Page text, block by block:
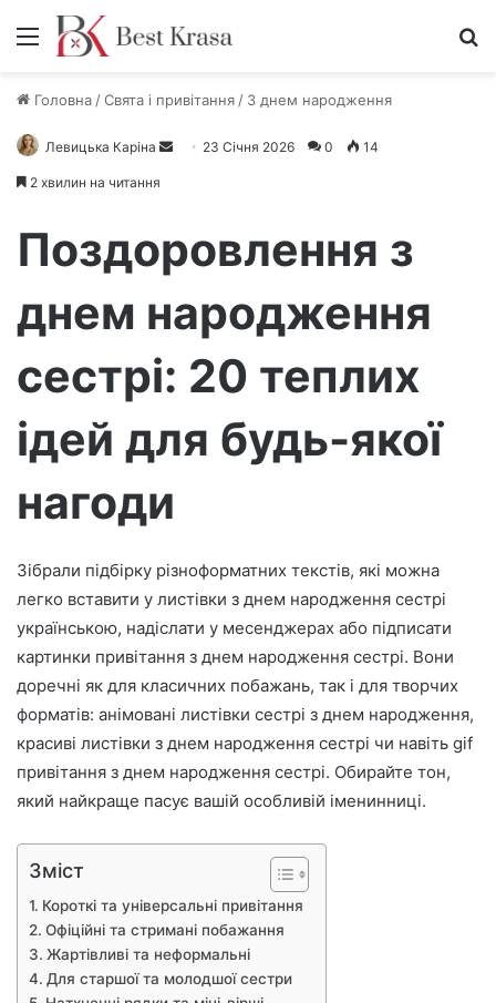
Меню
Головна /Свята і привітання / З днем народження
Левицька Каріна
ш
і
т
е
е
н
н
о
г
о
л
а
23 Січня 2026 0 14
2 хвилин на читання
Поздоровлення з
днем народження
сестрі: 20 теплих
ідей для будь-якої
нагоди
Зібрали підбірку різноформатних текстів, які можна
легко вставити у листівки з днем народження сестрі
українською, надіслати у месенджерах або підписати
картинки привітання з днем народження сестрі. Вони
доречні як для класичних побажань, так і для творчих
форматів: анімовані листівки сестрі з днем народження,
красиві листівки з днем народження сестрі чи навіть gif
привітання з днем народження сестрі. Обирайте тон,
який найкраще пасує вашій особливій іменинниці.
Зміст
Короткі та універсальні привітання
Офіційні та стримані побажання
Жартівливі та неформальні
Для старшої та молодшої сестри